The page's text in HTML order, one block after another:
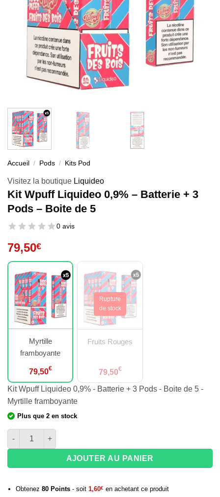
Accueil / Pods / Kits Pod
Visitez la boutique Liquideo
Kit Wpuff Liquideo 0,9% – Batterie + 3
Pods – Boite de 5
0 avis
79,50€
Myrtille
framboyante
79,50€
Fruits Rouges
79,50€
Kit Wpuff Liquideo 0,9% - Batterie + 3 Pods - Boite de 5 -
Myrtille framboyante
Plus que 2 en stock
quantité de Kit Wpuff Liquideo 0,9% - Batterie + 3 Pods - Boite
AJOUTER AU PANIER
Obtenez 80Points- soit 1,60€ en achetant ce produit